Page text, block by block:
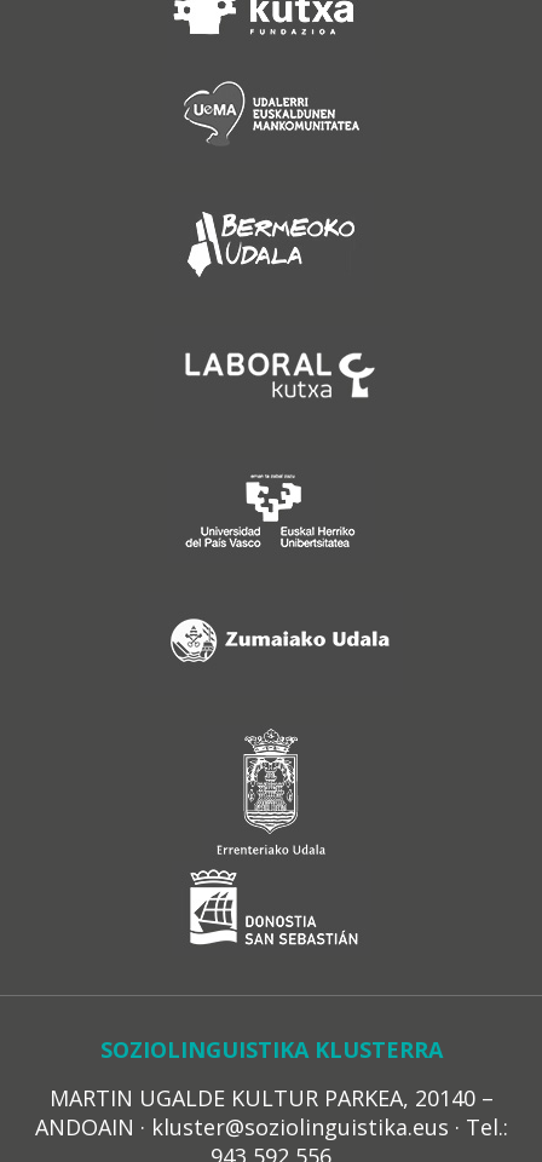
SOZIOLINGUISTIKA KLUSTERRA
MARTIN UGALDE KULTUR PARKEA, 20140 –
ANDOAIN · kluster@soziolinguistika.eus · Tel.:
943 592 556